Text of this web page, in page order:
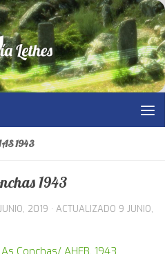
1943
1943
2019 · ACTUALIZADO 9 JUNIO,